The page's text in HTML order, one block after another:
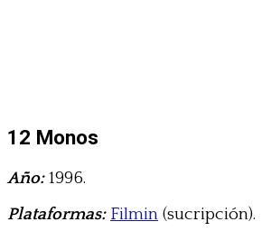
12 Monos
Año:1996.
Plataformas: Filmin (sucripción).